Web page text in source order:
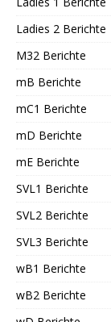
Ladies 2 Berichte
M32 Berichte
mB Berichte
mC1 Berichte
mD Berichte
mE Berichte
SVL1 Berichte
SVL2 Berichte
SVL3 Berichte
wB1 Berichte
wB2 Berichte